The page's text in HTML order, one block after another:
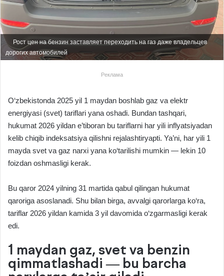
Рост цен на бензин заставляет переходить на газ даже владельцев
дорогих автомобилей
Реклама
O‘zbekistonda 2025 yil 1 maydan boshlab gaz va elektr
energiyasi (svet) tariflari yana oshadi. Bundan tashqari,
hukumat 2026 yildan e’tiboran bu tariflarni har yili inflyatsiyadan
kelib chiqib indeksatsiya qilishni rejalashtiryapti. Ya’ni, har yili 1
mayda svet va gaz narxi yana ko‘tarilishi mumkin — lekin 10
foizdan oshmasligi kerak.
Bu qaror 2024 yilning 31 martida qabul qilingan hukumat
qaroriga asoslanadi. Shu bilan birga, avvalgi qarorlarga ko‘ra,
tariflar 2026 yildan kamida 3 yil davomida o‘zgarmasligi kerak
edi.
1 maydan gaz, svet va benzin
qimmatlashadi — bu barcha